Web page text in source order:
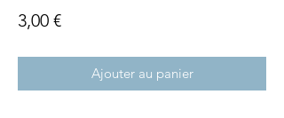
3,00 €Prix
Ajouter au panier